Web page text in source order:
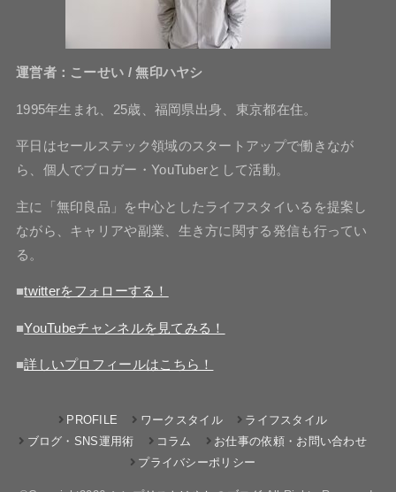
運営者：こーせい / 無印ハヤシ
1995年生まれ、25歳、福岡県出身、東京都在住。
平日はセールステック領域のスタートアップで働きなが
ら、個人でブロガー・YouTuberとして活動。
主に「無印良品」を中心としたライフスタイいるを提案し
ながら、キャリアや副業、生き方に関する発信も行ってい
る。
■twitterをフォローする！
■YouTubeチャンネルを見てみる！
■詳しいプロフィールはこちら！
PROFILE ワークスタイル
ライフスタイル
ブログ・SNS運用術
コラム
お仕事の依頼・お問い合わせ
プライバシーポリシー